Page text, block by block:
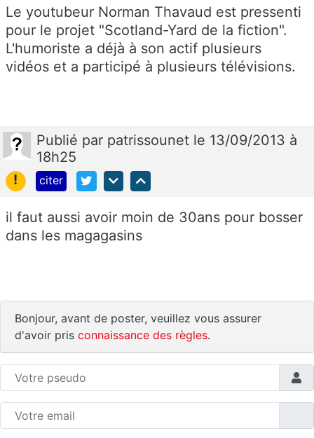
Le youtubeur Norman Thavaud est pressenti
pour le projet "Scotland-Yard de la fiction".
L'humoriste a déjà à son actif plusieurs
vidéos et a participé à plusieurs télévisions.
Publié par patrissounet le 13/09/2013 à
18h25
!
citer
il faut aussi avoir moin de 30ans pour bosser
dans les magagasins
Bonjour, avant de poster, veuillez vous assurer
d'avoir pris connaissance des règles.